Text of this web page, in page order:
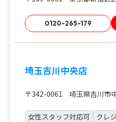
0120-265-179
埼玉吉川中央店
〒342-0061 埼玉県吉川市
女性スタッフ対応可
クレ